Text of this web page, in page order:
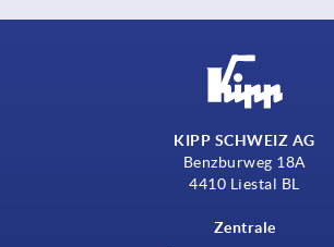
KIPP SCHWEIZ AG
Benzburweg 18A
4410 Liestal BL
Zentrale